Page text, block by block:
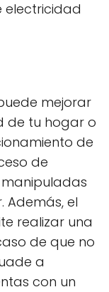
electricidad
mejorar
de tu hogar o
de
de
Además, el
realizar una
de que no
a
con un